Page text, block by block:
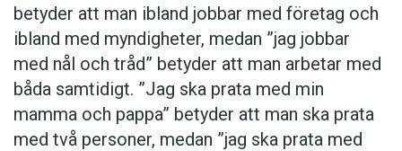
betyder att man ibland jobbar med företag och
ibland med myndigheter, medan ”jag jobbar
med nål och tråd” betyder att man arbetar med
båda samtidigt. ”Jag ska prata med min
mamma och pappa” betyder att man ska prata
med två personer, medan ”jag ska prata med